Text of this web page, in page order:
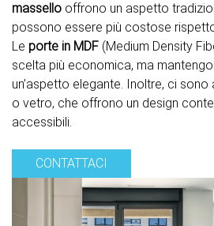
massello offrono un aspetto
possono essere più costose
Le porte in MDF (Medium Density
scelta più economica, ma
un’aspetto elegante. Inoltre, ci
o vetro, che offrono un design
accessibili.
CONTATTACI